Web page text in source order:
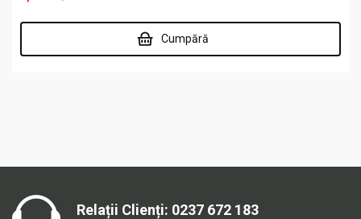
Cumpără
Relații Clienți: 0237 672 183